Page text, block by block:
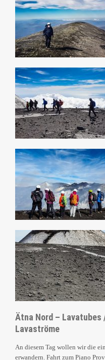
Ätna Nord –
Lavaströme
An diesem Tag wollen wir die
erwandern. Fahrt zum Piano